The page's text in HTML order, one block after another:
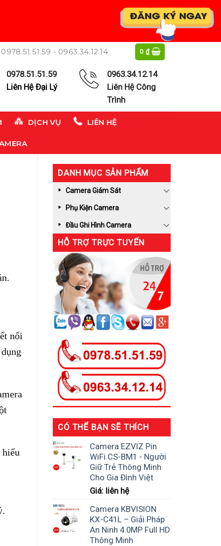
0978.51.51.59 - 0963.34.12.14 0₫
0978.51.51.59
Liên Hệ Đại Lý
0963.34.12.14
Liên Hệ Công
Trình
DỊCH VỤ LIÊN HỆ
nối
hiểu
DANH MỤC SẢN PHẨM
Camera Giám Sát
Phụ Kiện Camera
Đầu Ghi Hình Camera
HỖ TRỢ TRỰC TUYẾN
CÓ THỂ BẠN SẼ THÍCH
Camera EZVIZ Pin
WiFi CS-BM1 - Người
Giữ Trẻ Thông Minh
Cho Gia Đình Việt
Giá: liên hệ
Camera KBVISION
KX-C41L – Giải Pháp
An Ninh 4.0MP Full HD
Thông Minh